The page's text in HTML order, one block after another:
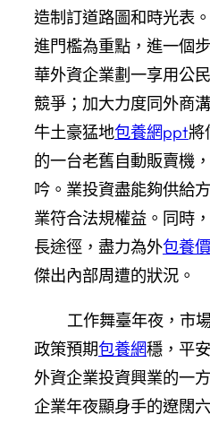
造制訂道路圖和時光表
進門檻為重點，進一個
華外資企業劃一享用公
競爭；加大力度同外商
牛土豪猛地包養網ppt將
的一台老舊自動販賣機
吟。業投資盡能夠供給
業符合法規權益。同時
長途徑，盡力為外包養
傑出內部周遭的狀況。
工作舞臺年夜，市
政策預期包養網穩，平
外資企業投資興業的一
企業年夜顯身手的遼闊